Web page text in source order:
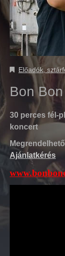
Előadók,
Bon
30 perces fél-
koncert
Ajánlatkérés